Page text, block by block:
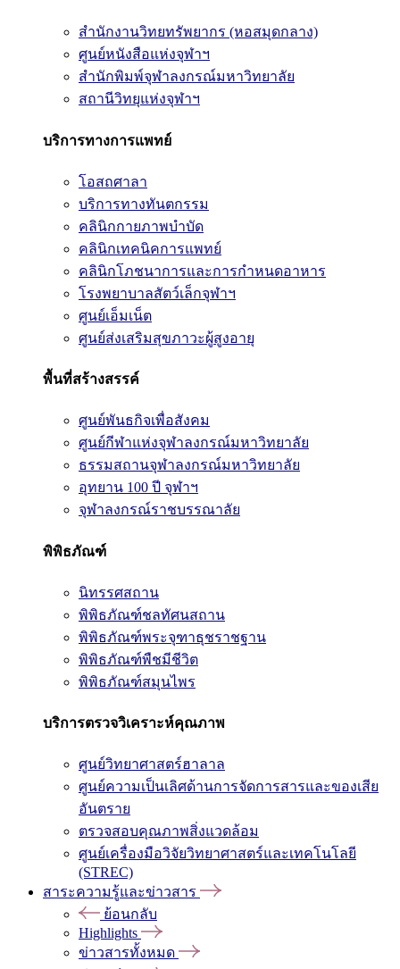
สำนักงานวิทยทรัพยากร (หอสมุดกลาง)
ศูนย์หนังสือแห่งจุฬาฯ
สำนักพิมพ์จุฬาลงกรณ์มหาวิทยาลัย
สถานีวิทยุแห่งจุฬาฯ
บริการทางการแพทย์
โอสถศาลา
บริการทางทันตกรรม
คลินิกกายภาพบำบัด
คลินิกเทคนิคการแพทย์
คลินิกโภชนาการและการกำหนดอาหาร
โรงพยาบาลสัตว์เล็กจุฬาฯ
ศูนย์เอ็มเน็ต
ศูนย์ส่งเสริมสุขภาวะผู้สูงอายุ
พื้นที่สร้างสรรค์
ศูนย์พันธกิจเพื่อสังคม
ศูนย์กีฬาแห่งจุฬาลงกรณ์มหาวิทยาลัย
ธรรมสถานจุฬาลงกรณ์มหาวิทยาลัย
อุทยาน 100 ปี จุฬาฯ
จุฬาลงกรณ์ราชบรรณาลัย
พิพิธภัณฑ์
นิทรรศสถาน
พิพิธภัณฑ์ชลทัศนสถาน
พิพิธภัณฑ์พระจุฑาธุชราชฐาน
พิพิธภัณฑ์พืชมีชีวิต
พิพิธภัณฑ์สมุนไพร
บริการตรวจวิเคราะห์คุณภาพ
ศูนย์วิทยาศาสตร์ฮาลาล
ศูนย์ความเป็นเลิศด้านการจัดการสารและของเสีย
อันตราย
ตรวจสอบคุณภาพสิ่งแวดล้อม
ศูนย์เครื่องมือวิจัยวิทยาศาสตร์และเทคโนโลยี
(STREC)
สาระความรู้และข่าวสาร
ย้อนกลับ
Highlights
ข่าวสารทั้งหมด